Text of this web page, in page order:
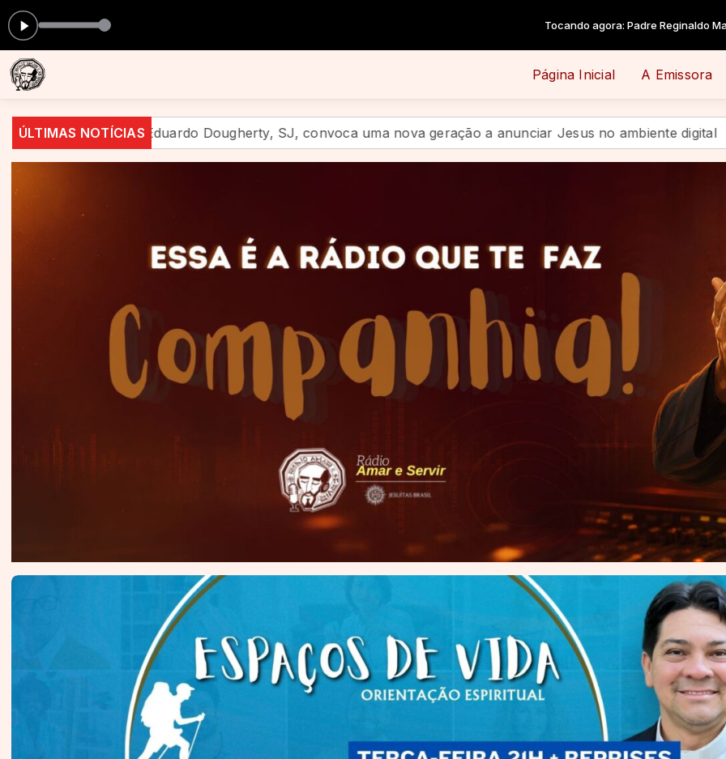
Tocando agora: Padre Reginaldo Manzotti - Celebre Ao Rei (Ao Vivo)
Página Inicial A Emissora
ÚLTIMAS NOTÍCIAS
Dougherty, SJ, convoca uma nova geração a anunciar Jesus no ambiente digital Quando a festa